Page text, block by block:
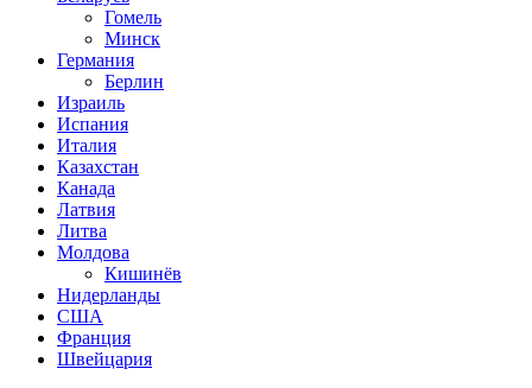
Гомель
Минск
Германия
Берлин
Израиль
Испания
Италия
Казахстан
Канада
Латвия
Литва
Молдова
Кишинёв
Нидерланды
США
Франция
Швейцария